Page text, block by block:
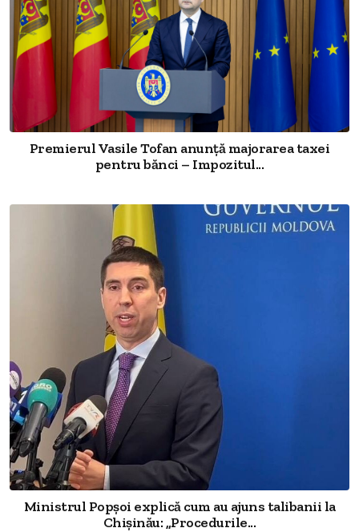
Premierul Vasile Tofan anunță majorarea taxei
pentru bănci – Impozitul...
Ministrul Popșoi explică cum au ajuns talibanii la
Chișinău: „Procedurile...